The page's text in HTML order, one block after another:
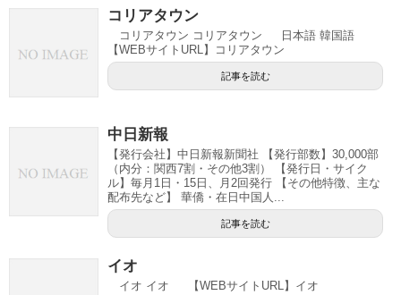
コリアタウン
コリアタウン コリアタウン 日本語 韓国語
【WEBサイトURL】コリアタウン
記事を読む
中日新報
【発行会社】中日新報新聞社 【発行部数】30,000部
（内分：関西7割・その他3割） 【発行日・サイク
ル】毎月1日・15日、月2回発行 【その他特徴、主な
配布先など】 華僑・在日中国人...
記事を読む
イオ
イオ イオ 【WEBサイトURL】イオ